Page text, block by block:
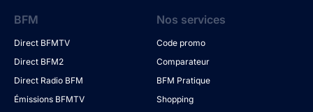
BFM
Direct BFMTV
Direct BFM2
Direct Radio BFM
Émissions BFMTV
Nos services
Code promo
Comparateur
BFM Pratique
Shopping